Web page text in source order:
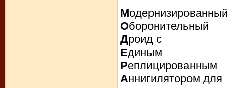
М
Оборонительный
Дроид с
Единым
Реплицированным
Аннигилятором для